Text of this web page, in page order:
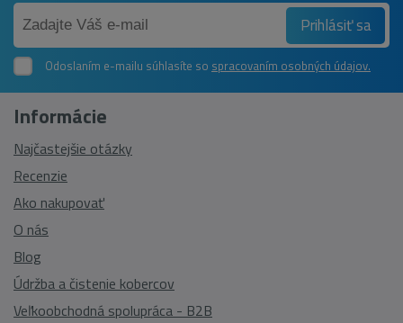
Prihlásiť sa
Odoslaním e-mailu súhlasíte so spracovaním osobných údajov.
Informácie
Najčastejšie otázky
Recenzie
Ako nakupovať
O nás
Blog
Údržba a čistenie kobercov
Veľkoobchodná spolupráca - B2B